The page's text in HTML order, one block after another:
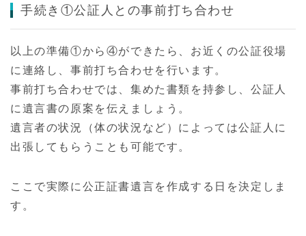
手続き①公証人との事前打ち合わせ
以上の準備①から④ができたら、お近くの公証役場
に連絡し、事前打ち合わせを行います。
事前打ち合わせでは、集めた書類を持参し、公証人
に遺言書の原案を伝えましょう。
遺言者の状況（体の状況など）によっては公証人に
出張してもらうことも可能です。
ここで実際に公正証書遺言を作成する日を決定しま
す。